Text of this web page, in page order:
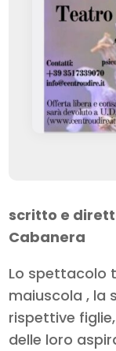
scritto e
Cabanera
Lo spettacolo
maiuscola , la
rispettive
delle loro